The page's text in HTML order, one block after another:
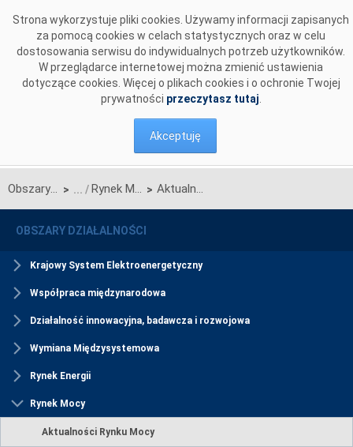
Strona wykorzystuje pliki cookies. Używamy informacji zapisanych
za pomocą cookies w celach statystycznych oraz w celu
dostosowania serwisu do indywidualnych potrzeb użytkowników.
W przeglądarce internetowej można zmienić ustawienia
dotyczące cookies. Więcej o plikach cookies i o ochronie Twojej
prywatności przeczytasz tutaj
Akceptuję
Obszary działalności > Rynek Mocy > Aktualności Rynku Mocy
OBSZARY DZIAŁALNOŚCI
Krajowy System Elektroenergetyczny
Współpraca międzynarodowa
Działalność innowacyjna, badawcza i rozwojowa
Wymiana Międzysystemowa
Rynek Energii
Rynek Mocy
Aktualności Rynku Mocy